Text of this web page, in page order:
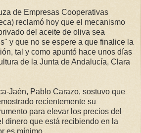
de Empresas Cooperativas
reclamó hoy que el mecanismo
del aceite de oliva sea
y que no se espere a que finalice la
tal y como apuntó hace unos días
de la Junta de Andalucía, Clara
Jaén, Pablo Carazo, sostuvo que
recientemente su
para elevar los precios del
dinero que está recibiendo en la
es mínimo.